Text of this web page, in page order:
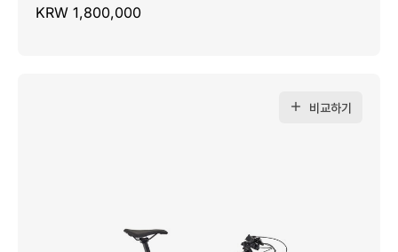
KRW 1,800,000
비교하기